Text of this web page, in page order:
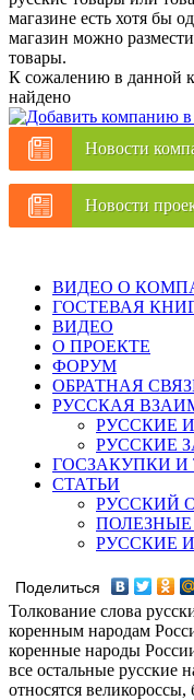
магазине есть хотя бы
магазин можно
товары.
К сожалению в данной
найдено
Новости
Новости
ВИДЕО О
ГОСТЕВАЯ
ВИДЕО
О ПРОЕКТЕ
ФОРУМ
ОБРАТНАЯ
РУССКАЯ
РУССКИЕ
РУССКИЕ
ГОСЗАКУПКИ И
СТАТЬИ
РУССКИЙ
РУССКИЕ
Поделиться
Толкование слова
коренным народам
коренные народы
все остальные русские
относятся